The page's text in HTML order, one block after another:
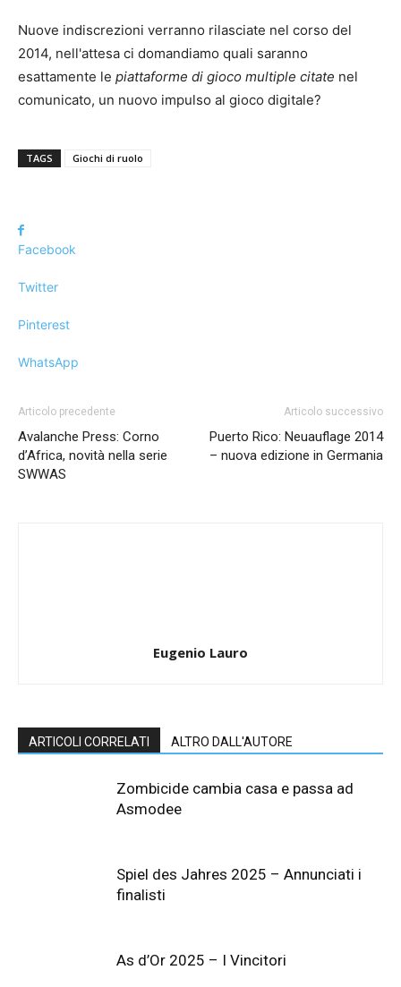
Nuove indiscrezioni verranno rilasciate nel corso del
2014, nell'attesa ci domandiamo quali saranno
esattamente le piattaforme di gioco multiple citate nel
comunicato, un nuovo impulso al gioco digitale?
TAGS Giochi di ruolo
Facebook
Twitter
Pinterest
WhatsApp
Articolo precedente
Avalanche Press: Corno
d’Africa, novità nella serie
SWWAS
Articolo successivo
Puerto Rico: Neuauflage 2014
– nuova edizione in Germania
Eugenio Lauro
ARTICOLI CORRELATI ALTRO DALL'AUTORE
Zombicide cambia casa e passa ad
Asmodee
Spiel des Jahres 2025 – Annunciati i
finalisti
As d’Or 2025 – I Vincitori